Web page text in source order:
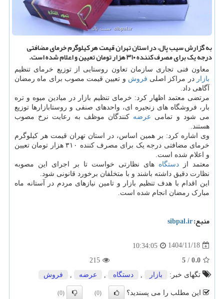
به گزارش سیب پال، در استان تهران قیمت هر کیلوگرم خرمای مضافتی
درجه یک برای مصرف کننده ۳۱۰ هزار تومان تعیین و اعلام شده است.
معاون فنی تجاری سازمان تعاون روستایی از توزیع خرمای تنظیم
بازار در مراکز اصلی فروش و تعیین قیمت مصوب برای ماه رمضان
آگاهی داد.
مرتضی معتمد اظهار کرد: خرمای تنظیم بازار در میادین میوه و تره
بار، فروشگاه های زنجیره ای، واحدهای صنفی و روستابازارها توزیع
می شود و تمامی عرضه کنندگان موظف به رعایت نرخ مصوب
هستند.
وی اشاره کرد: بر همین اساس، در استان تهران قیمت هر کیلوگرم
خرمای مضافتی درجه یک برای مصرف کننده ۳۱۰ هزار تومان تعیین
و اعلام شده است.
معتمد از دستگاه های نظارتی خواست تا بر اجرای این مصوبه
نظارت دقیق داشته باشند و با متخلفان برخورد قانونی شود.
این اقدام با هدف تنظیم بازار و تامین نیازهای مردم در آستانه ماه
مبارک رمضان انجام شده است.
منبع:sibpal.ir
1404/11/18
10:34:05
0.0
/
5
215
تگهای خبر:
بازار دستگاه عرضه فروش
این مطلب را می پسندید؟ (0)
(0)